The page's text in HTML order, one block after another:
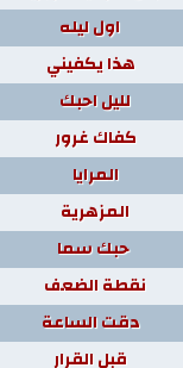
اول ليله
هذا يكفيني
لليل احبك
كفاك غرور
المرايا
المزهرية
حبك سما
نقطة الضعف
دقت الساعة
قبل القرار